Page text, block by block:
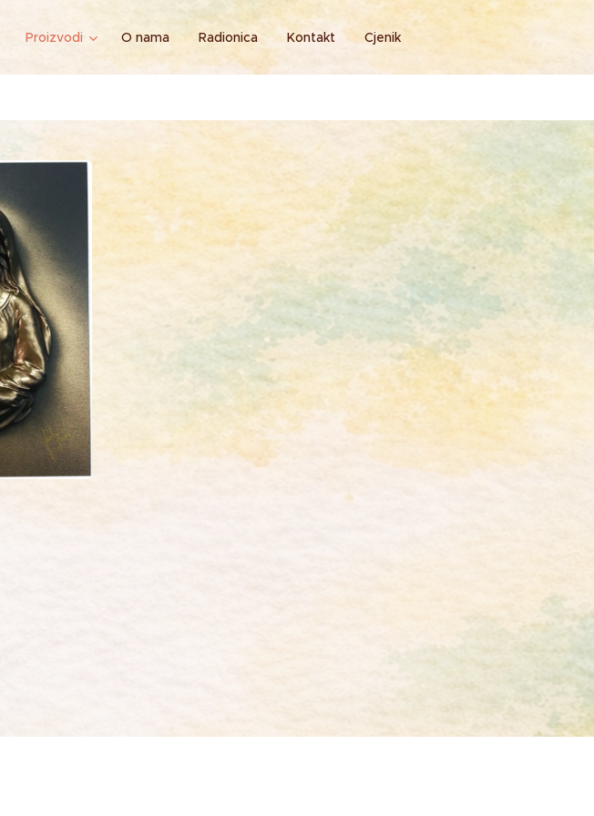
Proizvodi O nama Radionica Kontakt Cjenik